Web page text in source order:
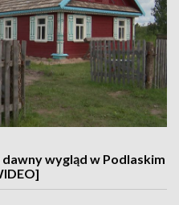
wygląd w Podlaskim